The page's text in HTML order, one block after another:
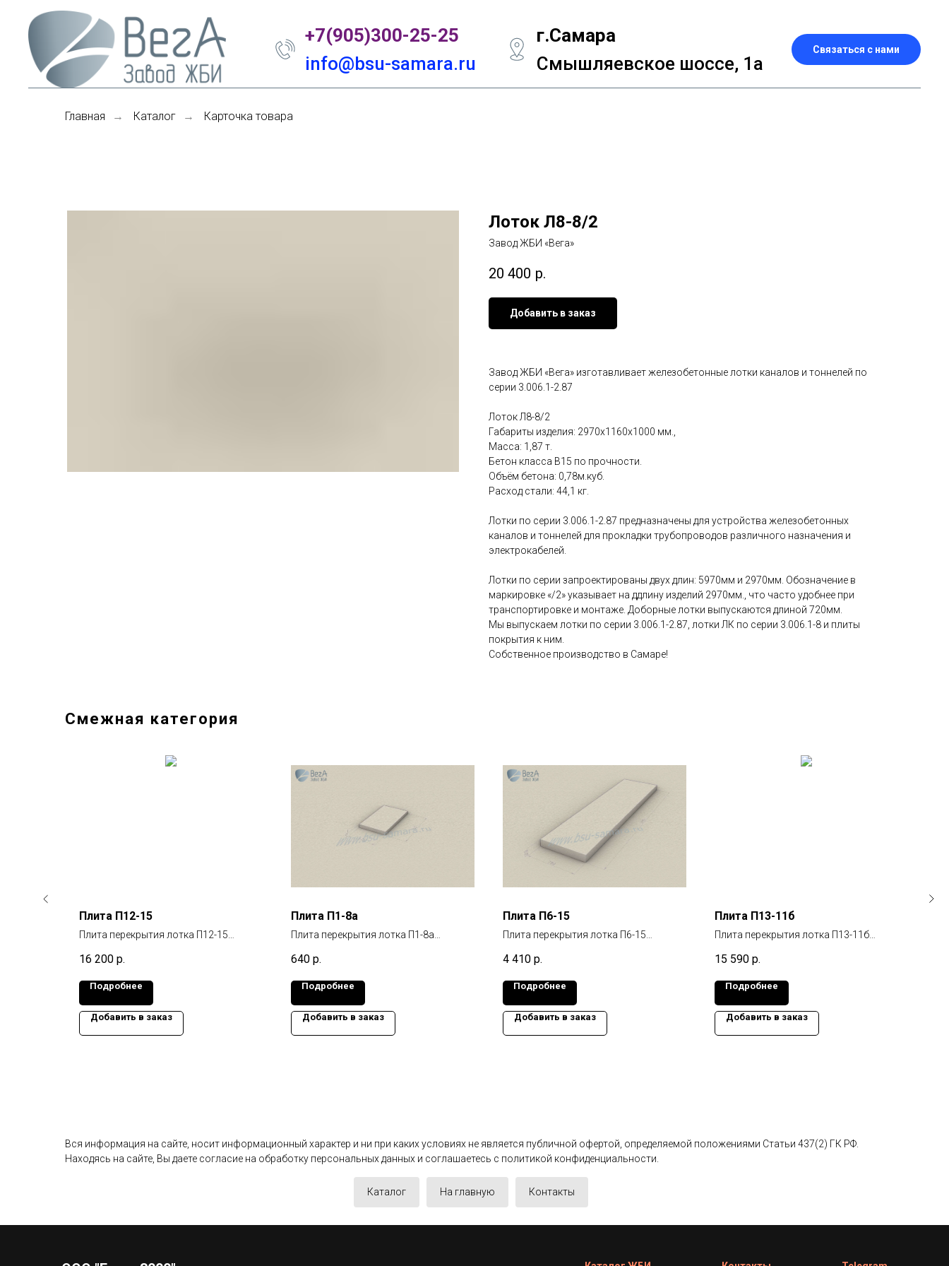
+7(905)300-25-25
info@bsu-samara.ru
г.Самара
Смышляевское шоссе, 1а
Связаться с нами
Главная → Каталог → Карточка товара
Лоток Л8-8/2
Завод ЖБИ «Вега»
20 400 р.
Добавить в заказ
Завод ЖБИ «Вега» изготавливает железобетонные лотки каналов и тоннелей по
серии 3.006.1-2.87
Лоток Л8-8/2
Габариты изделия: 2970x1160x1000 мм.,
Масса: 1,87 т.
Бетон класса В15 по прочности.
Объём бетона: 0,78м.куб.
Расход стали: 44,1 кг.
Лотки по серии 3.006.1-2.87 предназначены для устройства железобетонных
каналов и тоннелей для прокладки трубопроводов различного назначения и
электрокабелей.
Лотки по серии запроектированы двух длин: 5970мм и 2970мм. Обозначение в
маркировке «/2» указывает на ддлину изделий 2970мм., что часто удобнее при
транспортировке и монтаже. Доборные лотки выпускаются длиной 720мм.
Мы выпускаем лотки по серии 3.006.1-2.87, лотки ЛК по серии 3.006.1-8 и плиты
покрытия к ним.
Собственное производство в Самаре!
Смежная категория
Плита П12-15
Плита перекрытия лотка П12-15
Масса: 1,77 т.
16 200 р.
Подробнее
Добавить в заказ
Плита П1-8а
Плита перекрытия лотка П1-8а
Масса: 0,04 т.
640 р.
Подробнее
Добавить в заказ
Плита П6-15
Плита перекрытия лотка П6-15
Масса: 0,7 т.
4 410 р.
Подробнее
Добавить в заказ
Плита П13-11б
Плита перекрытия лотка П13-11б
Масса: 1,33 т.
15 590 р.
Подробнее
Добавить в заказ
Вся информация на сайте, носит информационный характер и ни при каких условиях не является публичной офертой, определяемой положениями Статьи 437(2) ГК РФ.
Находясь на сайте, Вы даете согласие на обработку персональных данных и соглашаетесь c политикой конфиденциальности.
Каталог На главную Контакты